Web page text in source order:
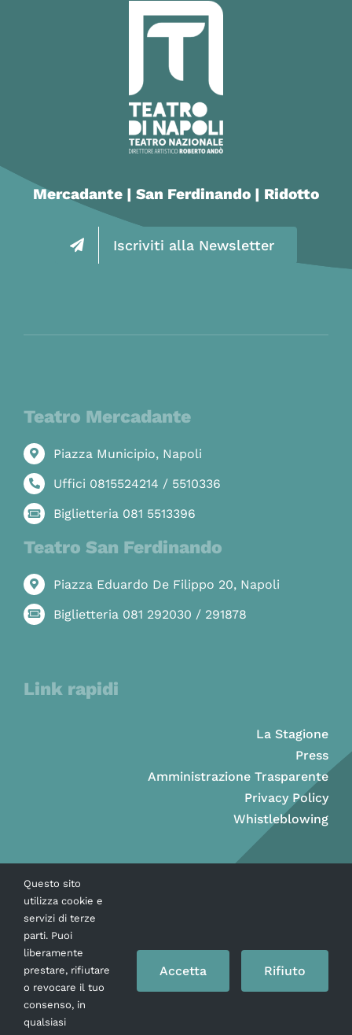
Mercadante | San Ferdinando | Ridotto
Iscriviti alla Newsletter
Teatro Mercadante
Piazza Municipio, Napoli
Uffici 0815524214 / 5510336
Biglietteria 081 5513396
Teatro San Ferdinando
Piazza Eduardo De Filippo 20, Napoli
Biglietteria 081 292030 / 291878
Link rapidi
La Stagione
Press
Amministrazione Trasparente
Privacy Policy
Whistleblowing
Copyright © Ass. Teatro Stabile della Città di Napoli 2026
Questo sito
utilizza cookie e
servizi di terze
parti. Puoi
liberamente
prestare, rifiutare
o revocare il tuo
consenso, in
qualsiasi
Accetta Rifiuto